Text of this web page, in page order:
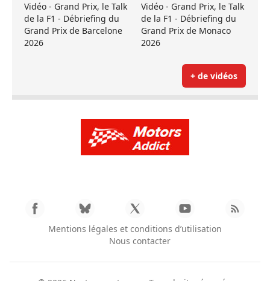
Vidéo - Grand Prix, le Talk
de la F1 - Débriefing du
Grand Prix de Barcelone
2026
Vidéo - Grand Prix, le Talk
de la F1 - Débriefing du
Grand Prix de Monaco
2026
+ de vidéos
Mentions légales et conditions d’utilisation
Nous contacter